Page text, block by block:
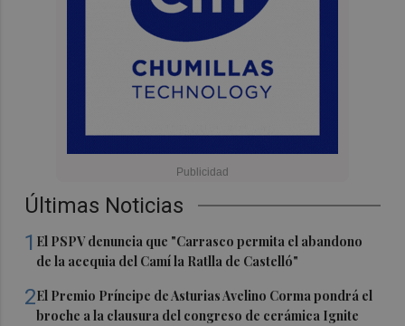
Últimas Noticias
1 El PSPV denuncia que "Carrasco permita el abandono
de la acequia del Camí la Ratlla de Castelló"
2El Premio Príncipe de Asturias Avelino Corma pondrá el
broche a la clausura del congreso de cerámica Ignite